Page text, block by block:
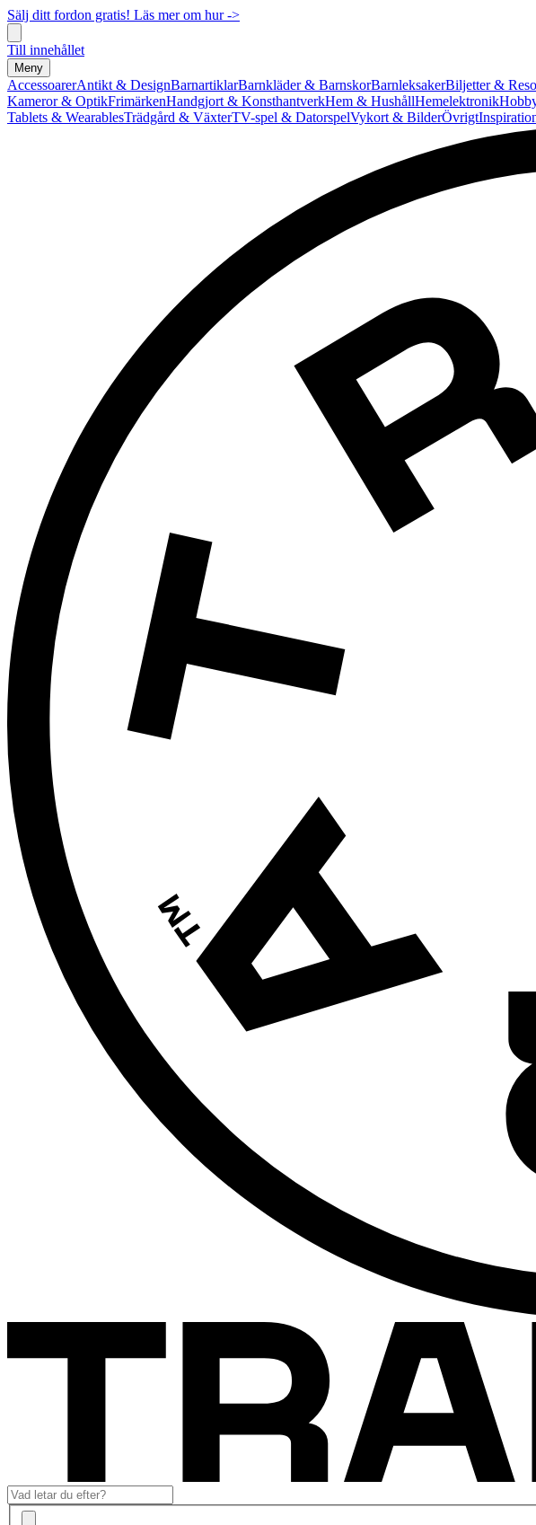
Sälj ditt fordon gratis! Läs mer om hur ->
Till innehållet
Meny
AccessoarerAntikt & DesignBarnartiklarBarnkläder & BarnskorBarnleksakerBiljetter &
Kameror & OptikFrimärkenHandgjort & KonsthantverkHem & HushållHemelektronik
Tablets & WearablesTrädgård & VäxterTV-spel & DatorspelVykort & BilderÖvrigt